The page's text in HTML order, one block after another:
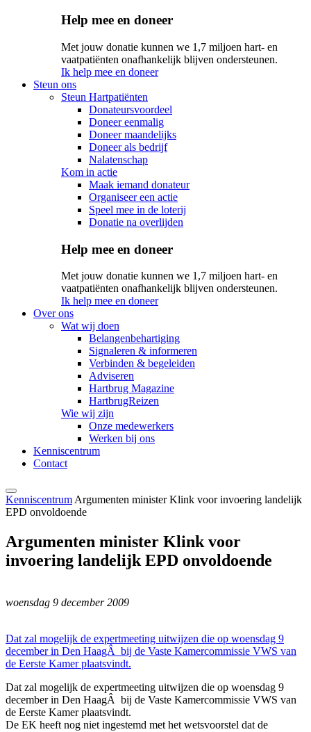
Help mee en doneer
Met jouw donatie kunnen we 1,7 miljoen hart- en
vaatpatiënten onafhankelijk blijven ondersteunen.
Ik help mee en doneer
Steun ons
Steun Hartpatiënten
Donateursvoordeel
Doneer eenmalig
Doneer maandelijks
Doneer als bedrijf
Nalatenschap
Kom in actie
Maak iemand donateur
Organiseer een actie
Speel mee in de loterij
Donatie na overlijden
Help mee en doneer
Met jouw donatie kunnen we 1,7 miljoen hart- en
vaatpatiënten onafhankelijk blijven ondersteunen.
Ik help mee en doneer
Over ons
Wat wij doen
Belangenbehartiging
Signaleren & informeren
Verbinden & begeleiden
Adviseren
Hartbrug Magazine
HartbrugReizen
Wie wij zijn
Onze medewerkers
Werken bij ons
Kenniscentrum
Contact
Kenniscentrum Argumenten minister Klink voor invoering landelijk
EPD onvoldoende
Argumenten minister Klink voor
invoering landelijk EPD onvoldoende
woensdag 9 december 2009
Dat zal mogelijk de expertmeeting uitwijzen die op woensdag 9
december in Den HaagÂ bij de Vaste Kamercommissie VWS van
de Eerste Kamer plaatsvindt.
Dat zal mogelijk de expertmeeting uitwijzen die op woensdag 9
december in Den HaagÂ bij de Vaste Kamercommissie VWS van
de Eerste Kamer plaatsvindt.
De EK heeft nog niet ingestemd met het wetsvoorstel dat de